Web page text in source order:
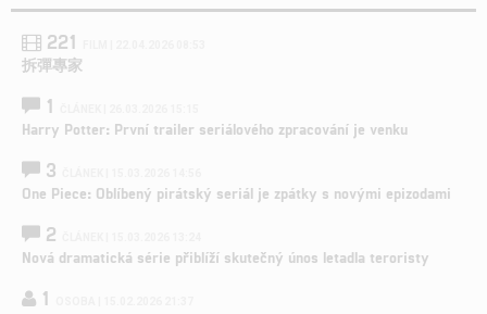
221
拆彈專家
1
Harry Potter: První trailer seriálového zpracování je venku
3
One Piece: Oblíbený pirátský seriál je zpátky s novými epizodami
2
Nová dramatická série přiblíží skutečný únos letadla teroristy
1